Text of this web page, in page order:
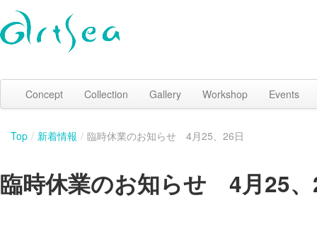
Concept Collection Gallery Workshop Events
Top / 新着情報 / 臨時休業のお知らせ 4月25、26日
臨時休業のお知らせ 4月25